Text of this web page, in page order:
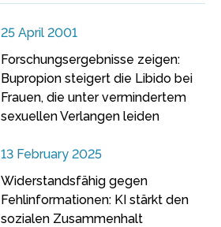
25 April 2001
Forschungsergebnisse zeigen:
Bupropion steigert die Libido bei
Frauen, die unter vermindertem
sexuellen Verlangen leiden
13 February 2025
Widerstandsfähig gegen
Fehlinformationen: KI stärkt den
sozialen Zusammenhalt